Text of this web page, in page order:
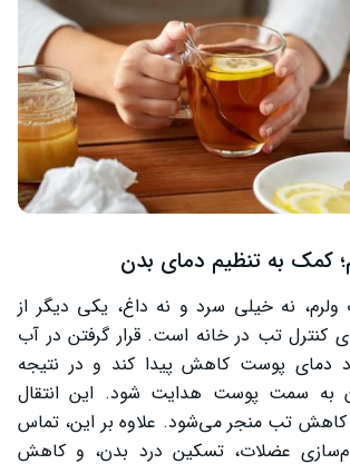
کمک به تنظیم دمای بدن
ولرم، نه خیلی سرد و نه داغ، یکی دیگر از
کنترل تب در خانه است. قرار گرفتن در آب
دمای پوست کاهش پیدا کند و در نتیجه
به سمت پوست هدایت شود. این انتقال
تب منجر می‌شود. علاوه بر این، تماس
عضلات، تسکین درد بدن، و کاهش